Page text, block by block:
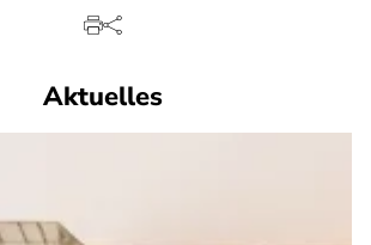
Aktuelles